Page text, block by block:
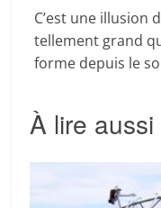
C’est une illusion
tellement grand
forme depuis le
À lire aussi